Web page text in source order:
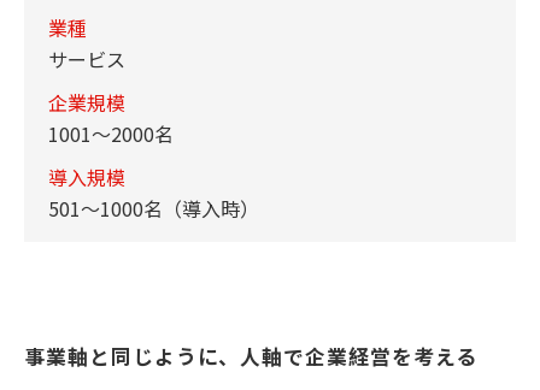
業種
サービス
企業規模
1001～2000名
導入規模
501～1000名（導入時）
事業軸と同じように、人軸で企業経営を考える